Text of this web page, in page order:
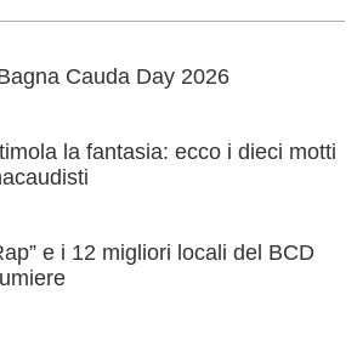
Cauda Day 2026
la fantasia: ecco i dieci motti
e i 12 migliori locali del BCD